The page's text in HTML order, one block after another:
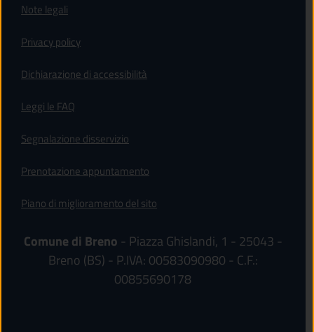
Note legali
Privacy policy
Dichiarazione di accessibilità
Leggi le FAQ
Segnalazione disservizio
Prenotazione appuntamento
Piano di miglioramento del sito
Comune di Breno - Piazza Ghislandi, 1 - 25043 -
Breno (BS) - P.IVA: 00583090980 - C.F.:
00855690178